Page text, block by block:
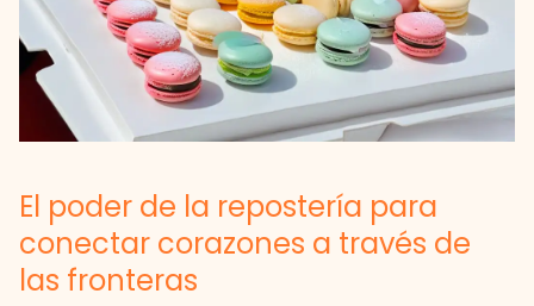
El poder de la repostería para
conectar corazones a través de
las fronteras